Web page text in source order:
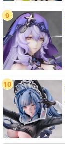
9
10